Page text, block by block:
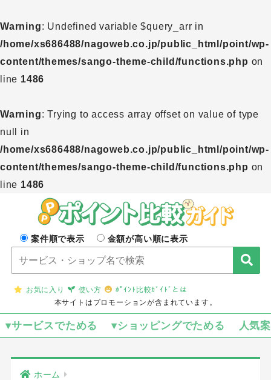
Warning: Undefined variable $query_arr in
/home/xs686488/nagoweb.co.jp/public_html/point/wp-
content/themes/sango-theme-child/functions.php on
line 1486
Warning: Trying to access array offset on value of type
null in
/home/xs686488/nagoweb.co.jp/public_html/point/wp-
content/themes/sango-theme-child/functions.php on
line 1486
案件順で表示 金額が高い順に表示
お気に入り 使い方
ﾎﾟｲﾝﾄ比較ｶﾞｲﾄﾞとは
本サイトはプロモーションが含まれています。
▾サービスでためる ▾ショッピングでためる 人気
ホーム